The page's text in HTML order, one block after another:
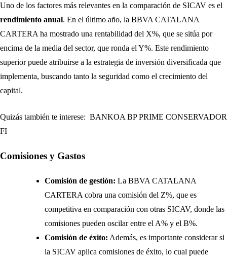
Uno de los factores más relevantes en la comparación de SICAV es el
rendimiento anual. En el último año, la BBVA CATALANA
CARTERA ha mostrado una rentabilidad del X%, que se sitúa por
encima de la media del sector, que ronda el Y%. Este rendimiento
superior puede atribuirse a la estrategia de inversión diversificada que
implementa, buscando tanto la seguridad como el crecimiento del
capital.
Quizás también te interese: BANKOA BP PRIME CONSERVADOR
FI
Comisiones y Gastos
Comisión de gestión: La BBVA CATALANA
CARTERA cobra una comisión del Z%, que es
competitiva en comparación con otras SICAV, donde las
comisiones pueden oscilar entre el A% y el B%.
Comisión de éxito: Además, es importante considerar si
la SICAV aplica comisiones de éxito, lo cual puede